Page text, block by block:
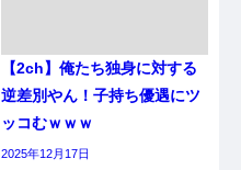
【2ch】俺たち独身に対する
逆差別やん！子持ち優遇にツ
ッコむｗｗｗ
2025年12月17日